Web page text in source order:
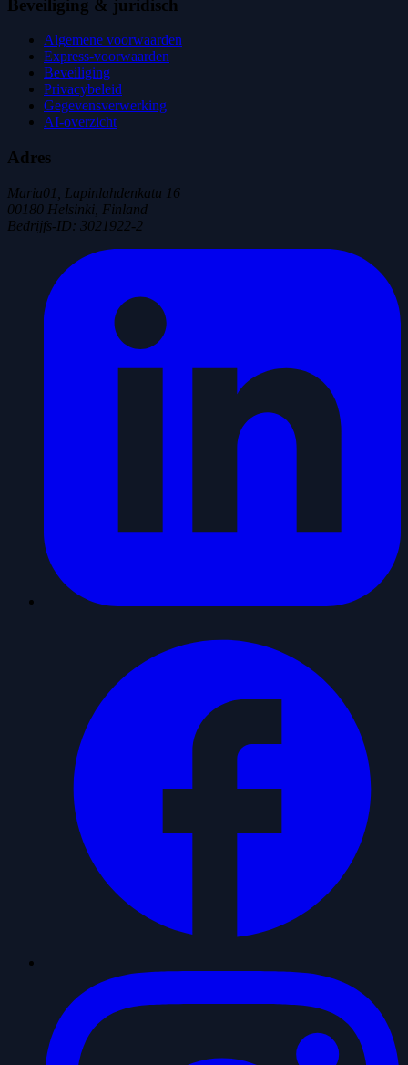
Beveiliging & juridisch
Algemene voorwaarden
Express-voorwaarden
Beveiliging
Privacybeleid
Gegevensverwerking
AI-overzicht
Adres
Maria01, Lapinlahdenkatu 16
00180 Helsinki, Finland
Bedrijfs-ID: 3021922-2